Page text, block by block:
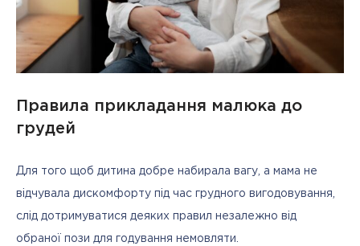
Правила прикладання малюка до
грудей
Для того щоб дитина добре набирала вагу, а мама не
відчувала дискомфорту під час грудного вигодовування,
слід дотримуватися деяких правил незалежно від
обраної пози для годування немовляти.